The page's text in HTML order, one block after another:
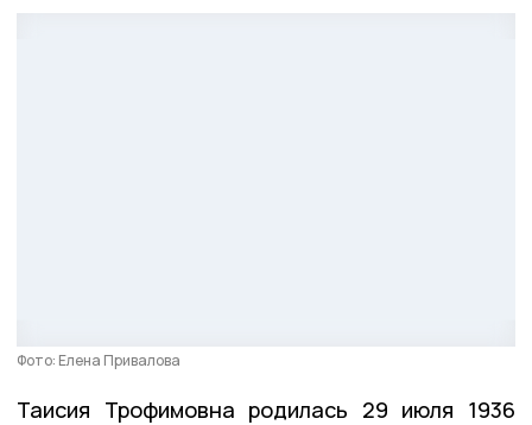
Фото: Елена Привалова
Таисия Трофимовна родилась 29 июля 1936